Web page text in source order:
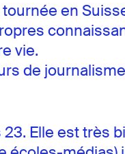
en
vie.
de
Elle est très